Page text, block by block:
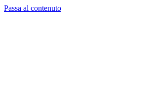
Passa al contenuto